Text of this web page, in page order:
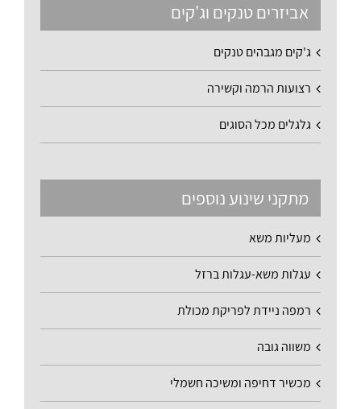
אביזרים טנקים וג'קים
ג'קים מגבהים טנקים
רצועות הרמה וקשירה
גלגלים מכל הסוגים
מתקני שינוע נוספים
מעליות משא
עגלות משא-עגלות ברזל
רמפה ניידת לפריקת מכולת
משווה גובה
מכשיר דחיפה ומשיכה חשמלי